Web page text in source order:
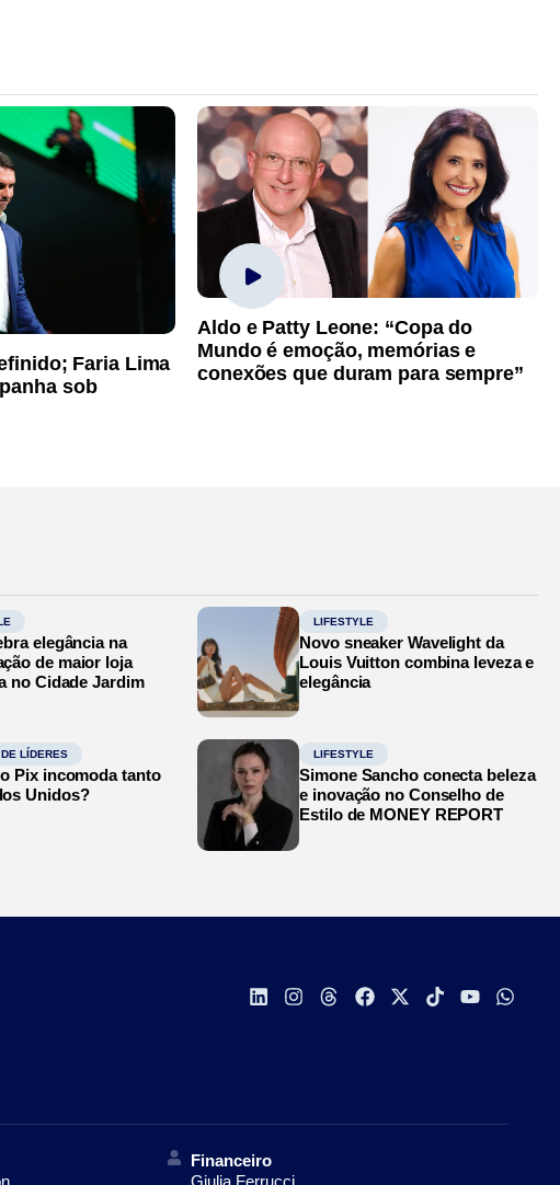
Faria Lima
sob
Aldo e Patty Leone: “Copa do
Mundo é emoção, memórias e
conexões que duram para sempre”
elegância na
de maior loja
no Cidade Jardim
LIFESTYLE
Novo sneaker Wavelight da
Louis Vuitton combina leveza e
elegância
LÍDERES
Pix incomoda tanto
Unidos?
LIFESTYLE
Simone Sancho conecta beleza
e inovação no Conselho de
Estilo de MONEY REPORT
Financeiro
Giulia Ferrucci